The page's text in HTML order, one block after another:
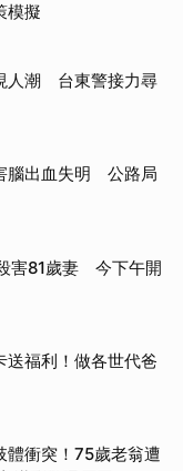
模擬
人潮 台東警接力尋
腦出血失明 公路局
害81歲妻 今下午開
送福利！做各世代爸
體衝突！75歲老翁遭